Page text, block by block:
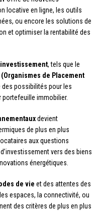
locative en ligne, les outils
ou encore les solutions de
et optimiser la rentabilité des
, tels que le
(Organismes de Placement
des possibilités pour les
portefeuille immobilier.
devient
de plus en plus
aux questions
vers des biens
énergétiques.
de vie et des attentes des
espaces, la connectivité, ou
des critères de plus en plus